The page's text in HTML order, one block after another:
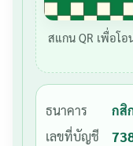
สแกน QR เพื่อโ
ธนาคาร
กสิ
เลขที่บัญชี